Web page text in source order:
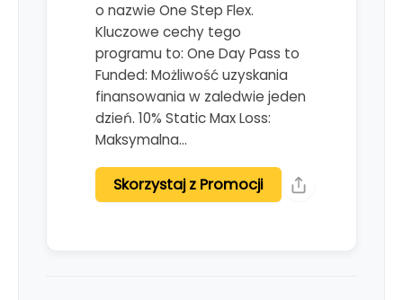
o nazwie One Step Flex.
Kluczowe cechy tego
programu to: One Day Pass to
Funded: Możliwość uzyskania
finansowania w zaledwie jeden
dzień. 10% Static Max Loss:
Maksymalna…
Skorzystaj z Promocji